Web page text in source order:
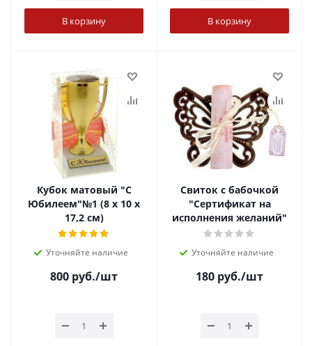
В корзину В корзину
Кубок матовый "С
Юбилеем"№1 (8 х 10 х
17,2 см)
Уточняйте наличие
800 руб./шт
Свиток с бабочкой
"Сертификат на
исполнения желаний"
Уточняйте наличие
180 руб./шт